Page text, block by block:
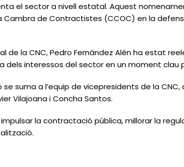
el sector a nivell estatal. Aquest
de Contractistes (CCOC) en la
de la CNC, Pedro Fernández Alén ha estat
dels interessos del sector en un moment clau
suma a l’equip de vicepresidents de la CNC,
Vilajoana i Concha Santos.
la contractació pública, millorar la